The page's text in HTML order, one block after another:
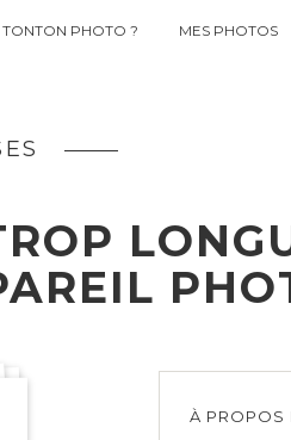
TONTON PHOTO ? MES PHOTOS
À PROPOS